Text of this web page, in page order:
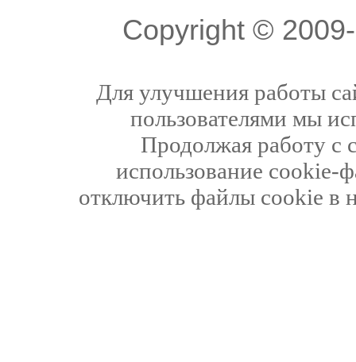
Copyright ©
Для улучшения работы
пользователями мы
Продолжая работу с
использование cookie-
отключить файлы cookie в